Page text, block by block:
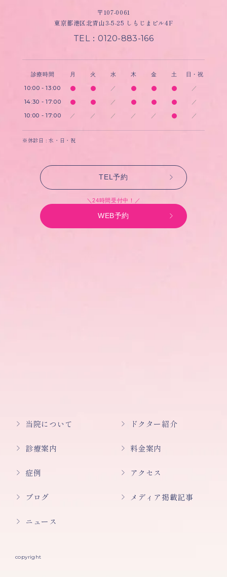
〒107-0061
東京都港区北青山3-5-25 しもじまビル4F
TEL：0120-883-166
診療時間 月 火 水 木 金 土 日・祝
10:00 - 13:00 ／ ／
14:30 - 17:00 ／ ／
10:00 - 17:00 ／ ／ ／ ／ ／ ／
※休診日 : 水・日・祝
TEL予約
＼24時間受付中！／
WEB予約
当院について ドクター紹介
診療案内 料金案内
症例 アクセス
ブログ メディア掲載記事
ニュース
copyright